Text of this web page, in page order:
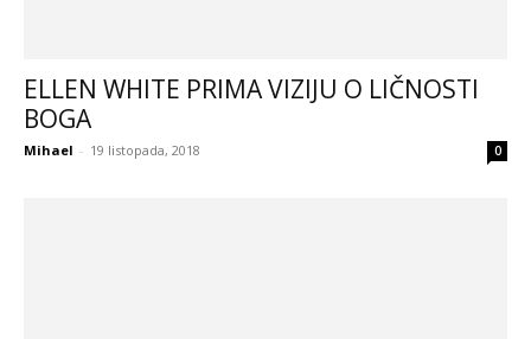
ELLEN WHITE PRIMA VIZIJU O LIČNOSTI
BOGA
Mihael - 19 listopada, 2018 0